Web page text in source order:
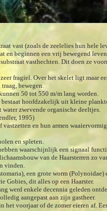
vast (zoals de zeelelies hun hele
en beginnen een vrij bewegend
vasthechten. Dit doen ze
fragiel. Over het skelet ligt maar
bewegen.
50 tot 550 m/m lang worden.
hoofdzakelijk uit kleine
zwevende organische deeltjes.
1995)
en hun armen
en spleten.
waarschijnlijk een signaal
van de Haarsterren zo
vinden.
een grote worm (Polynoidae)
Gobies, dit alles op een Haarster.
werd enkele decennia geleden
aangepast aan zijn gastheer.
het voorjaar of de zomer eieren af.